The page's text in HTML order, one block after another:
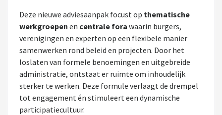
Deze nieuwe adviesaanpak focust op thematische
werkgroepen en centrale fora waarin burgers,
verenigingen en experten op een flexibele manier
samenwerken rond beleid en projecten. Door het
loslaten van formele benoemingen en uitgebreide
administratie, ontstaat er ruimte om inhoudelijk
sterker te werken. Deze formule verlaagt de drempel
tot engagement én stimuleert een dynamische
participatiecultuur.